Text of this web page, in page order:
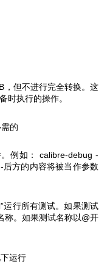
，但不进行完全转换。这
时执行的操作。
的
例如： calibre-debug -
后方的内容将被当作参数
运行所有测试。如果测试
称。如果测试名称以@开
运行